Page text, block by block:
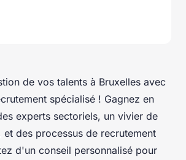
de vos talents à Bruxelles avec
spécialisé ! Gagnez en
experts sectoriels, un vivier de
et des processus de recrutement
d'un conseil personnalisé pour